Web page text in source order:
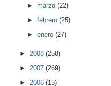
►marzo(22)
►febrero(25)
►enero(27)
► 2008 (258)
► 2007 (269)
► 2006 (15)